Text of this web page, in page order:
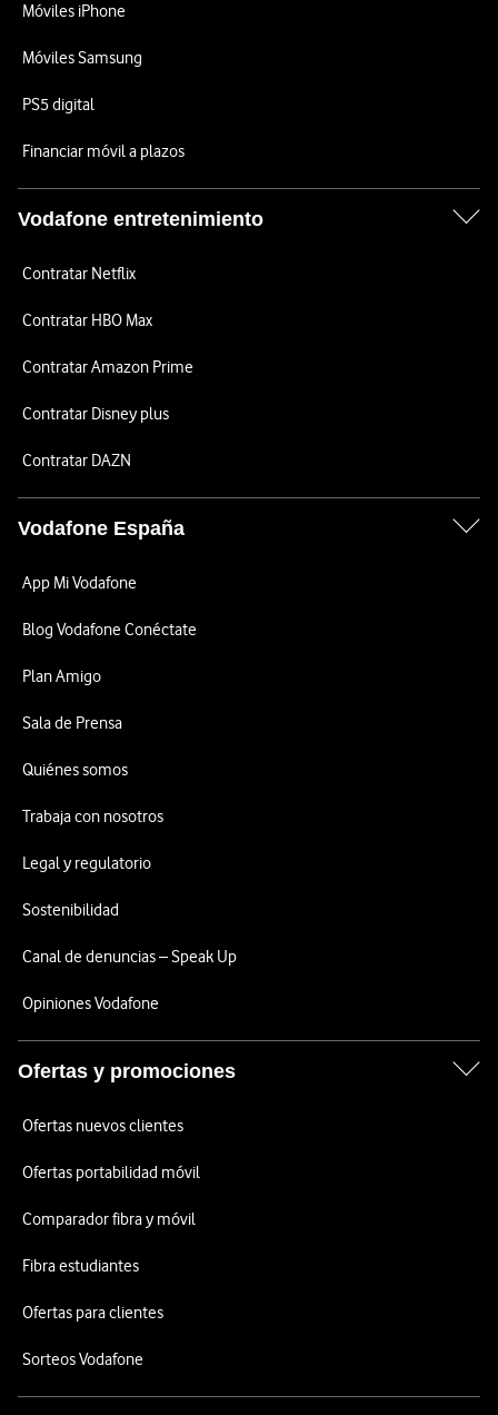
Móviles iPhone
Móviles Samsung
PS5 digital
Financiar móvil a plazos
Vodafone entretenimiento
Contratar Netflix
Contratar HBO Max
Contratar Amazon Prime
Contratar Disney plus
Contratar DAZN
Vodafone España
App Mi Vodafone
Blog Vodafone Conéctate
Plan Amigo
Sala de Prensa
Quiénes somos
Trabaja con nosotros
Legal y regulatorio
Sostenibilidad
Canal de denuncias – Speak Up
Opiniones Vodafone
Ofertas y promociones
Ofertas nuevos clientes
Ofertas portabilidad móvil
Comparador fibra y móvil
Fibra estudiantes
Ofertas para clientes
Sorteos Vodafone